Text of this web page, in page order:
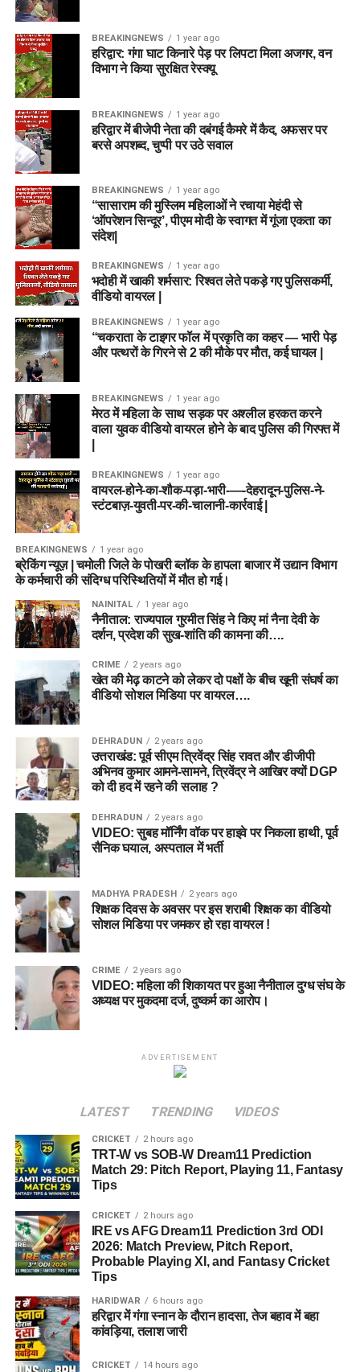
BREAKINGNEWS 1 year ago
हरिद्वार: गंगा घाट किनारे पेड़ पर लिपटा मिला अजगर, वन
विभाग ने किया सुरक्षित रेस्क्यू
BREAKINGNEWS 1 year ago
हरिद्वार में बीजेपी नेता की दबंगई कैमरे में कैद, अफसर पर
बरसे अपशब्द, चुप्पी पर उठे सवाल
BREAKINGNEWS 1 year ago
“सासाराम की मुस्लिम महिलाओं ने रचाया मेहंदी से
‘ऑपरेशन सिन्दूर’, पीएम मोदी के स्वागत में गूंजा एकता का
संदेश|
BREAKINGNEWS 1 year ago
भदोही में खाकी शर्मसार: रिश्वत लेते पकड़े गए पुलिसकर्मी,
वीडियो वायरल |
BREAKINGNEWS 1 year ago
“चकराता के टाइगर फॉल में प्रकृति का कहर — भारी पेड़
और पत्थरों के गिरने से 2 की मौके पर मौत, कई घायल |
BREAKINGNEWS 1 year ago
मेरठ में महिला के साथ सड़क पर अश्लील हरकत करने
वाला युवक वीडियो वायरल होने के बाद पुलिस की गिरफ्त में
BREAKINGNEWS 1 year ago
वायरल-होने-का-शौक-पड़ा-भारी-—-देहरादून-पुलिस-ने-
स्टंटबाज़-युवती-पर-की-चालानी-कार्रवाई |
BREAKINGNEWS 1 year ago
ब्रेकिंग न्यूज़ | चमोली जिले के पोखरी ब्लॉक के हापला बाजार में उद्यान विभाग
के कर्मचारी की संदिग्ध परिस्थितियों में मौत हो गई।
NAINITAL 1 year ago
नैनीताल: राज्यपाल गुरमीत सिंह ने किए मां नैना देवी के
दर्शन, प्रदेश की सुख-शांति की कामना की….
CRIME 2 years ago
खेत की मेढ़ काटने को लेकर दो पक्षों के बीच खूनी संघर्ष का
वीडियो सोशल मिडिया पर वायरल….
DEHRADUN 2 years ago
उत्तराखंड: पूर्व सीएम त्रिवेंद्र सिंह रावत और डीजीपी
अभिनव कुमार आमने-सामने, त्रिवेंद्र ने आखिर क्यों DGP
को दी हद में रहने की सलाह ?
DEHRADUN 2 years ago
VIDEO: सुबह मॉर्निंग वॉक पर हाइवे पर निकला हाथी, पूर्व
सैनिक घयाल, अस्पताल में भर्ती
MADHYA PRADESH 2 years ago
शिक्षक दिवस के अवसर पर इस शराबी शिक्षक का वीडियो
सोशल मिडिया पर जमकर हो रहा वायरल !
CRIME 2 years ago
VIDEO: महिला की शिकायत पर हुआ नैनीताल दुग्ध संघ के
अध्यक्ष पर मुकदमा दर्ज, दुष्कर्म का आरोप।
ADVERTISEMENT
LATEST TRENDING VIDEOS
CRICKET 2 hours ago
TRT-W vs SOB-W Dream11 Prediction
Match 29: Pitch Report, Playing 11, Fantasy
Tips
CRICKET 2 hours ago
IRE vs AFG Dream11 Prediction 3rd ODI
2026: Match Preview, Pitch Report,
Probable Playing XI, and Fantasy Cricket
Tips
HARIDWAR 6 hours ago
हरिद्वार में गंगा स्नान के दौरान हादसा, तेज बहाव में बहा
कांवड़िया, तलाश जारी
CRICKET 14 hours ago